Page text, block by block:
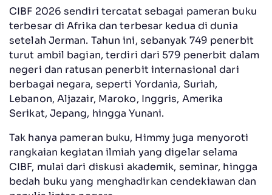
CIBF 2026 sendiri tercatat sebagai pameran buku
terbesar di Afrika dan terbesar kedua di dunia
setelah Jerman. Tahun ini, sebanyak 749 penerbit
turut ambil bagian, terdiri dari 579 penerbit dalam
negeri dan ratusan penerbit internasional dari
berbagai negara, seperti Yordania, Suriah,
Lebanon, Aljazair, Maroko, Inggris, Amerika
Serikat, Jepang, hingga Yunani.
Tak hanya pameran buku, Himmy juga menyoroti
rangkaian kegiatan ilmiah yang digelar selama
CIBF, mulai dari diskusi akademik, seminar, hingga
bedah buku yang menghadirkan cendekiawan dan